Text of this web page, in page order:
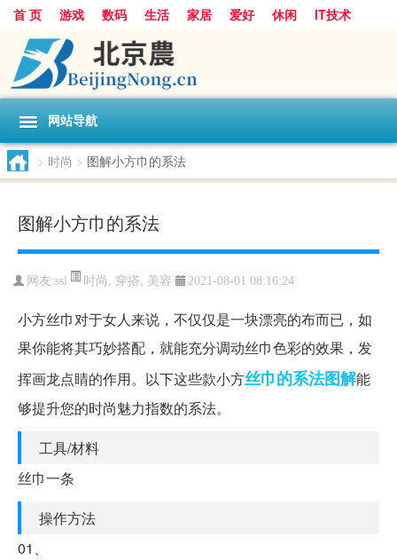
首 页 游戏 数码 生活 家居 爱好 休闲
IT技术
互联网
手机 购物
网站导航
> 时尚 > 图解小方巾的系法
图解小方巾的系法
网友:ssl 时尚, 穿搭, 美容 2021-08-01 08:16:24
小方丝巾对于女人来说，不仅仅是一块漂亮的布而已，如
果你能将其巧妙搭配，就能充分调动丝巾色彩的效果，发
挥画龙点睛的作用。以下这些款小方丝巾的系法图解能
够提升您的时尚魅力指数的系法。
工具/材料
丝巾一条
操作方法
01、